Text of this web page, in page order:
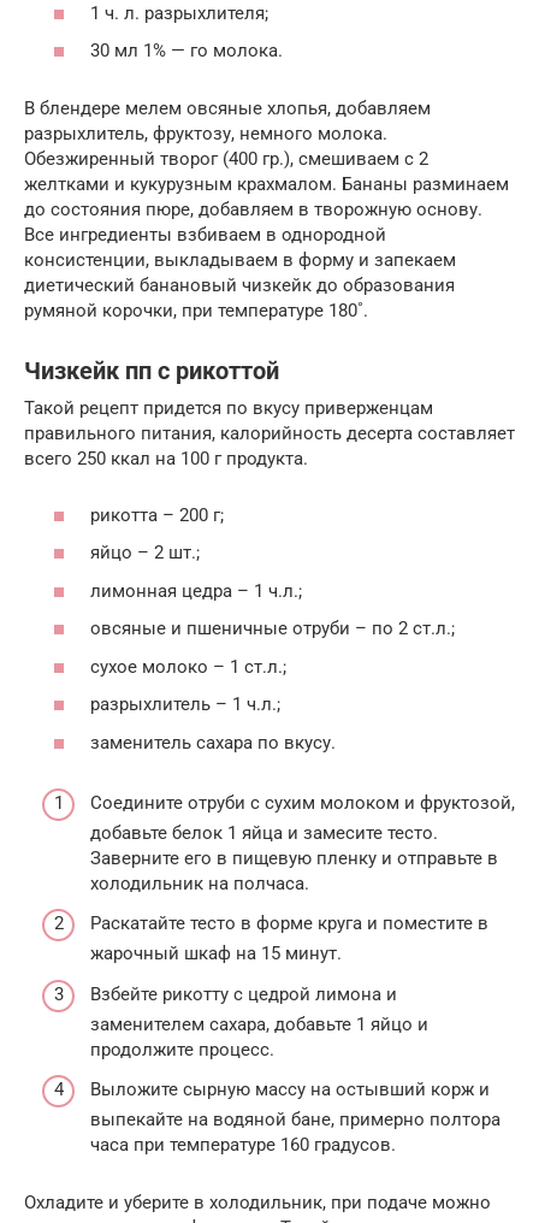
1 ч. л. разрыхлителя;
30 мл 1% — го молока.
В блендере мелем овсяные хлопья, добавляем
разрыхлитель, фруктозу, немного молока.
Обезжиренный творог (400 гр.), смешиваем с 2
желтками и кукурузным крахмалом. Бананы разминаем
до состояния пюре, добавляем в творожную основу.
Все ингредиенты взбиваем в однородной
консистенции, выкладываем в форму и запекаем
диетический банановый чизкейк до образования
румяной корочки, при температуре 180˚.
Чизкейк пп с рикоттой
Такой рецепт придется по вкусу приверженцам
правильного питания, калорийность десерта составляет
всего 250 ккал на 100 г продукта.
рикотта – 200 г;
яйцо – 2 шт.;
лимонная цедра – 1 ч.л.;
овсяные и пшеничные отруби – по 2 ст.л.;
сухое молоко – 1 ст.л.;
разрыхлитель – 1 ч.л.;
заменитель сахара по вкусу.
Соедините отруби с сухим молоком и фруктозой,
добавьте белок 1 яйца и замесите тесто.
Заверните его в пищевую пленку и отправьте в
холодильник на полчаса.
Раскатайте тесто в форме круга и поместите в
жарочный шкаф на 15 минут.
Взбейте рикотту с цедрой лимона и
заменителем сахара, добавьте 1 яйцо и
продолжите процесс.
Выложите сырную массу на остывший корж и
выпекайте на водяной бане, примерно полтора
часа при температуре 160 градусов.
Охладите и уберите в холодильник, при подаче можно